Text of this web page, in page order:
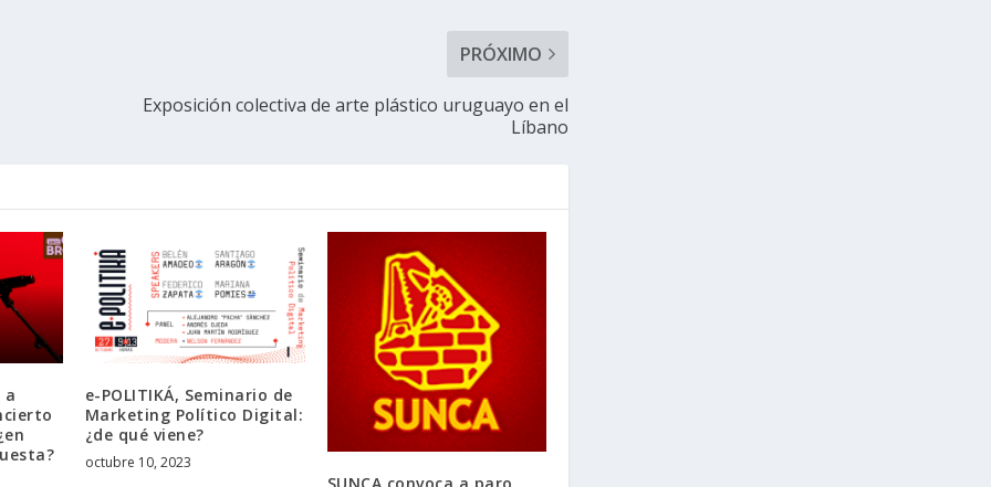
PRÓXIMO
Exposición colectiva de arte plástico uruguayo en el
Líbano
a
e-POLITIKÁ, Seminario de
Marketing Político Digital:
¿de qué viene?
octubre 10, 2023
SUNCA convoca a paro